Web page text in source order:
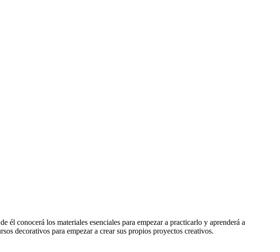
conocerá los materiales esenciales para empezar a practicarlo y aprenderá a
decorativos para empezar a crear sus propios proyectos creativos.